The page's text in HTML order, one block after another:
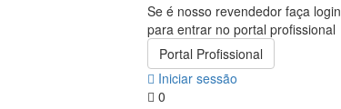
Se é nosso revendedor faça login
para entrar no portal profissional
Portal Profissional
Iniciar sessão
0